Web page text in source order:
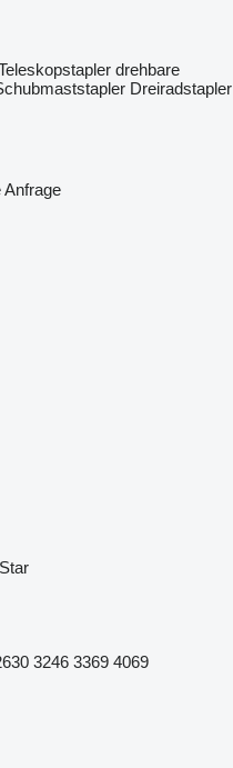
drehbare
Dreiradstapler
Anfrage
Star
3246 3369 4069